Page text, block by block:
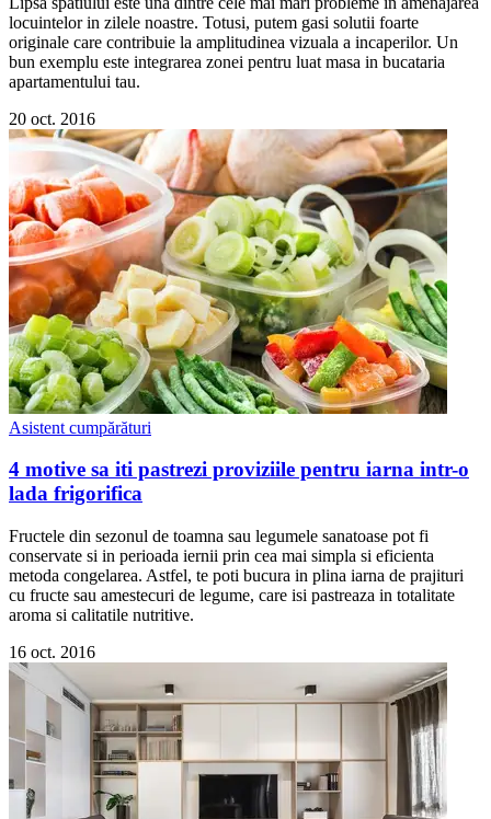
locuintelor in zilele noastre. Totusi, putem gasi solutii foarte
originale care contribuie la amplitudinea vizuala a incaperilor. Un
bun exemplu este integrarea zonei pentru luat masa in bucataria
apartamentului tau.
20 oct. 2016
Asistent cumpărături
4 motive sa iti pastrezi proviziile pentru iarna intr-o
lada frigorifica
Fructele din sezonul de toamna sau legumele sanatoase pot fi
conservate si in perioada iernii prin cea mai simpla si eficienta
metoda congelarea. Astfel, te poti bucura in plina iarna de prajituri
cu fructe sau amestecuri de legume, care isi pastreaza in totalitate
aroma si calitatile nutritive.
16 oct. 2016